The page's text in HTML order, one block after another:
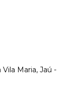
Maria, Jaú -